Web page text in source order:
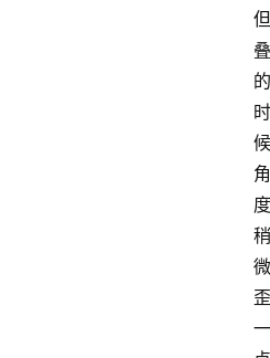
但
叠
的
时
候
角
度
稍
微
歪
一